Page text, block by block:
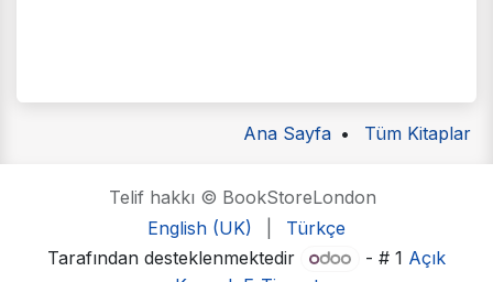
Ana Sayfa • Tüm Kitaplar
Telif hakkı © BookStoreLondon
English (UK)
Türkçe
Tarafından desteklenmektedir
- # 1 Açık